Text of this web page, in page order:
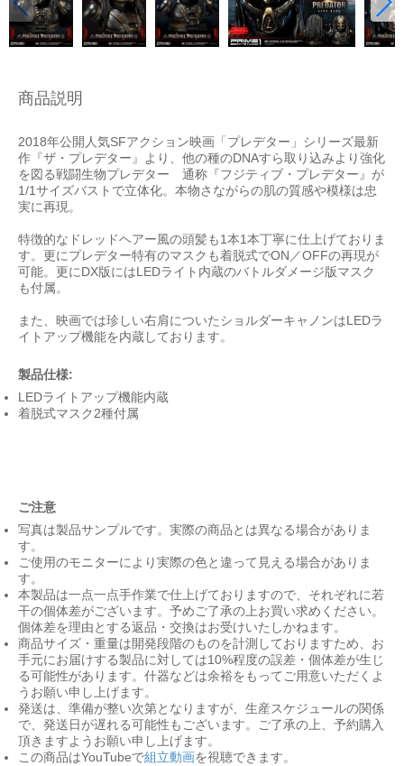
商品説明
2018年公開人気SFアクション映画「プレデター」シリーズ最新
作『ザ・プレデター』より、他の種のDNAすら取り込みより強化
を図る戦闘生物プレデター 通称『フジティブ・プレデター』が
1/1サイズバストで立体化。本物さながらの肌の質感や模様は忠
実に再現。
特徴的なドレッドヘアー風の頭髪も1本1本丁寧に仕上げておりま
す。更にプレデター特有のマスクも着脱式でON／OFFの再現が
可能。更にDX版にはLEDライト内蔵のバトルダメージ版マスク
も付属。
また、映画では珍しい右肩についたショルダーキャノンはLEDラ
イトアップ機能を内蔵しております。
製品仕様:
LEDライトアップ機能内蔵
着脱式マスク2種付属
ご注意
写真は製品サンプルです。実際の商品とは異なる場合がありま
す。
ご使用のモニターにより実際の色と違って見える場合がありま
す。
本製品は一点一点手作業で仕上げておりますので、それぞれに若
干の個体差がございます。予めご了承の上お買い求めください。
個体差を理由とする返品・交換はお受けいたしかねます。
商品サイズ・重量は開発段階のものを計測しておりますため、お
手元にお届けする製品に対しては10%程度の誤差・個体差が生じ
る可能性があります。什器などは余裕をもってご用意いただくよ
うお願い申し上げます。
発送は、準備が整い次第となりますが、生産スケジュールの関係
で、発送日が遅れる可能性もございます。ご了承の上、予約購入
頂きますようお願い申し上げます。
この商品はYouTubeで組立動画を視聴できます。